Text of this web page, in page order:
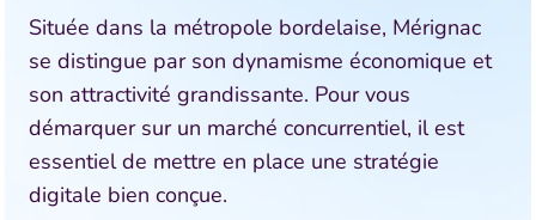
Située dans la métropole bordelaise, Mérignac
se distingue par son dynamisme économique et
son attractivité grandissante. Pour vous
démarquer sur un marché concurrentiel, il est
essentiel de mettre en place une stratégie
digitale bien conçue.